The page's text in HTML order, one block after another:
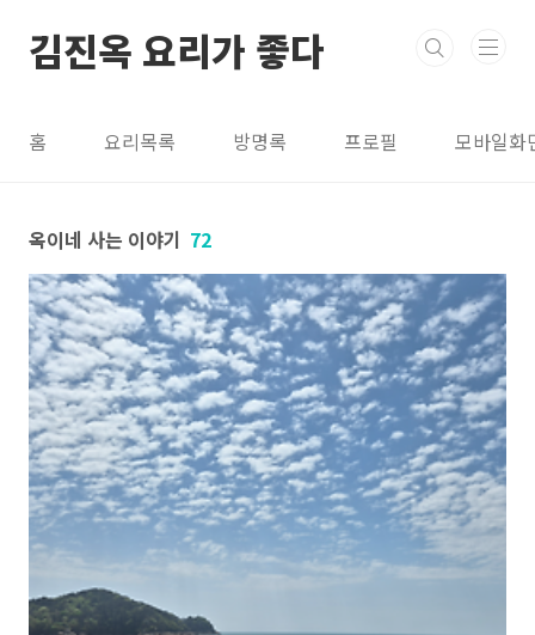
김진옥 요리가 좋다
홈 요리목록 방명록 프로필 모바일화
옥이네 사는 이야기 72